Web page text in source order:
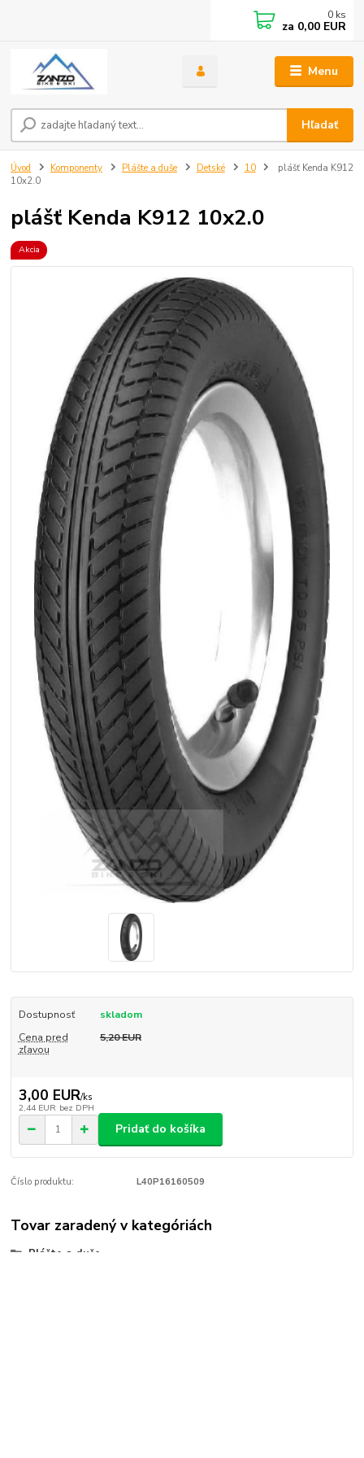
Menu
Hľadať
0 ks
za 0,00 EUR
Úvod Komponenty Plášte a duše Detské 10
plášť Kenda K912
10x2.0
plášť Kenda K912 10x2.0
Akcia
Dostupnosť
skladom
Cena pred
zľavou
5,20 EUR
3,00 EUR/ks
2,44 EUR bez DPH
Pridať do košíka
Číslo produktu: L40P16160509
Tovar zaradený v kategóriách
Plášte a duše